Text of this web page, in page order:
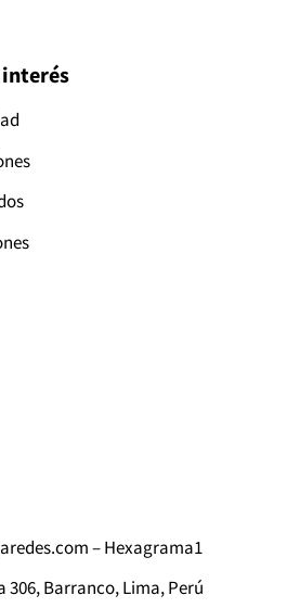
– Hexagrama1
306, Barranco, Lima, Perú